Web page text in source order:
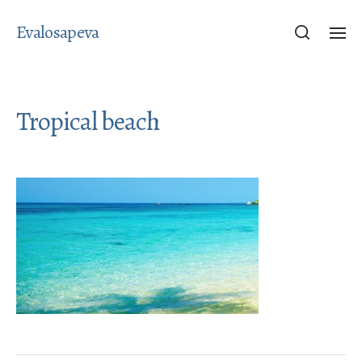
Evalosapeva
Tropical beach